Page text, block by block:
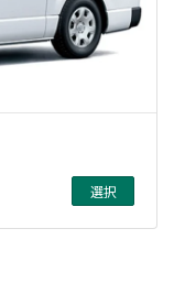
選択